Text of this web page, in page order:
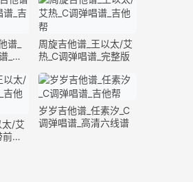
谱_
_高
周旋吉他谱_王以太/艾
热_C调弹唱谱_完整版
太/艾
奏
岁岁吉他谱_任素汐_C
调弹唱谱_高清六线谱